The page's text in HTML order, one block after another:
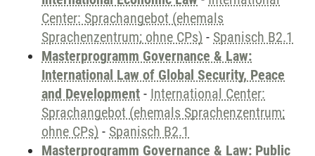
Center: Sprachangebot (ehemals
Sprachenzentrum; ohne CPs) - Spanisch B2.1
Masterprogramm Governance & Law:
International Law of Global Security, Peace
and Development - International Center:
Sprachangebot (ehemals Sprachenzentrum;
ohne CPs) - Spanisch B2.1
Masterprogramm Governance & Law: Public